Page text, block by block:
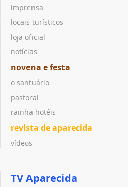
imprensa
locais turísticos
loja oficial
notícias
novena e festa
o santuário
pastoral
rainha hotéis
revista de aparecida
vídeos
TV Aparecida